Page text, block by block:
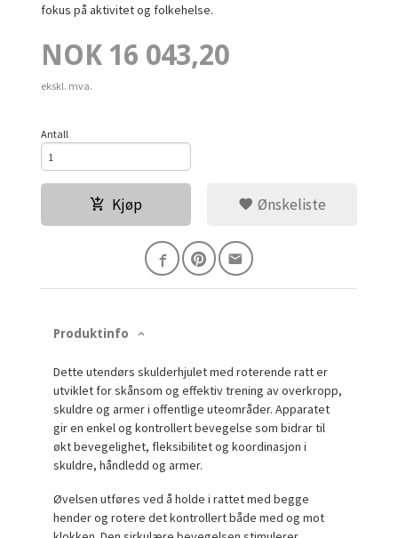
fokus på aktivitet og folkehelse.
Pris
NOK 16 043,20
ekskl. mva.
Antall
Kjøp Ønskeliste
Produktinfo
Dette utendørs skulderhjulet med roterende ratt er
utviklet for skånsom og effektiv trening av overkropp,
skuldre og armer i offentlige uteområder. Apparatet
gir en enkel og kontrollert bevegelse som bidrar til
økt bevegelighet, fleksibilitet og koordinasjon i
skuldre, håndledd og armer.
Øvelsen utføres ved å holde i rattet med begge
hender og rotere det kontrollert både med og mot